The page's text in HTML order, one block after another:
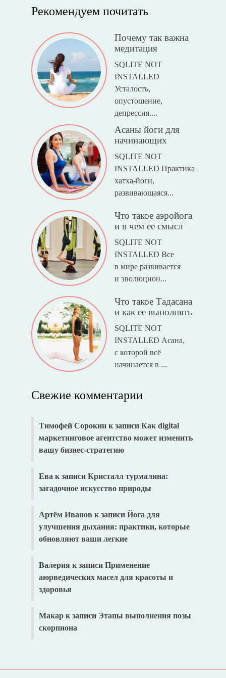
Рекомендуем почитать
Почему так важна
медитация
SQLITE NOT
INSTALLED
Усталость,
опустошение,
депрессия....
Асаны йоги для
начинающих
SQLITE NOT
INSTALLED Практика
хатха-йоги,
развивающаяся...
Что такое аэройога
и в чем ее смысл
SQLITE NOT
INSTALLED Все
в мире развивается
и эволюцион...
Что такое Тадасана
и как ее выполнять
SQLITE NOT
INSTALLED Асана,
с которой всё
начинается в ...
Свежие комментарии
Тимофей Сорокинк записи Как digital
маркетинговое агентство может изменить
вашу бизнес-стратегию
Ева к записи Кристалл турмалина:
загадочное искусство природы
Артём Иванов к записи Йога для
улучшения дыхания: практики, которые
обновляют ваши легкие
Валерия к записи Применение
аюрведических масел для красоты и
здоровья
Макарк записи Этапы выполнения позы
скорпиона